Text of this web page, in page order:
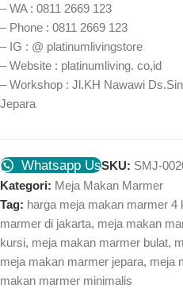
– WA : 0811 2669 123
– Phone : 0811 2669 123
– IG : @ platinumlivingstore
– Website : platinumliving. co,id
– Workshop : Jl.KH Nawawi
Jepara
Whatsapp UsSKU: SMJ-
Kategori: Meja Makan Marmer
Tag: harga meja makan marmer 4
marmer di jakarta, meja makan
kursi, meja makan marmer bulat,
meja makan marmer jepara, meja
makan marmer minimalis